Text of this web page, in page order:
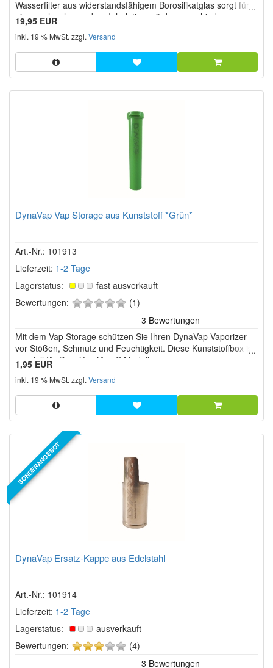
Wasserfilter aus widerstandsfähigem Borosilikatglas sorgt für
eine noch schonendere Inhalation mit den verschiedenen
Verdampfern.
19,95 EUR
inkl. 19 % MwSt. zzgl. Versand
DynaVap Vap Storage aus Kunststoff *Grün*
Art.-Nr.: 101913
Lieferzeit: 1-2 Tage
Lagerstatus:
fast ausverkauft
Bewertungen:
0
Sternen!
(1)
Mit dem Vap Storage schützen Sie Ihren DynaVap Vaporizer
vor Stößen, Schmutz und Feuchtigkeit. Diese Kunststoffbox ist
speziell für DynaVap M u. S Modelle.
1,95 EUR
inkl. 19 % MwSt. zzgl. Versand
SONDERANGEBOT
DynaVap Ersatz-Kappe aus Edelstahl
Art.-Nr.: 101914
Lieferzeit: 1-2 Tage
Lagerstatus:
ausverkauft
Bewertungen:
3(4)